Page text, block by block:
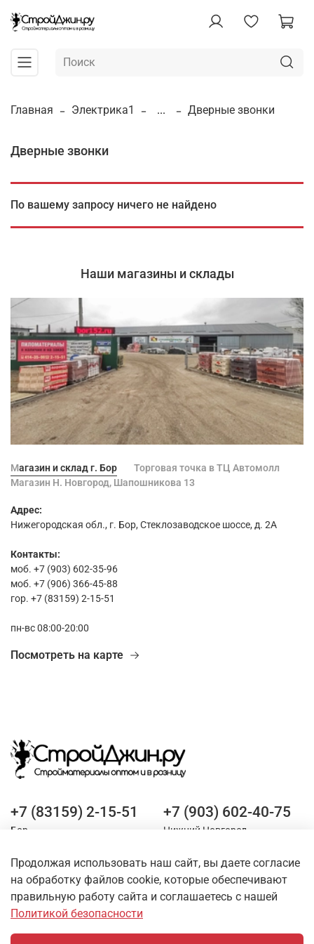
Главная Электрика1 ... Дверные звонки
Дверные звонки
По вашему запросу ничего не найдено
Наши магазины и склады
Магазин и склад г. Бор
Торговая точка в ТЦ Автомолл
Магазин Н. Новгород, Шапошникова 13
Адрес:
Нижегородская обл., г. Бор, Стеклозаводское шоссе, д. 2А
Контакты:
моб. +7 (903) 602-35-96
моб. +7 (906) 366-45-88
гор. +7 (83159) 2-15-51
пн-вс 08:00-20:00
Посмотреть на карте
+7 (83159) 2-15-51
Бор
+7 (903) 602-40-75
Нижний Новгород
Оставайтесь на связи
Продолжая использовать наш сайт, вы даете согласие
на обработку файлов cookie, которые обеспечивают
правильную работу сайта и соглашаетесь с нашей
Политикой безопасности